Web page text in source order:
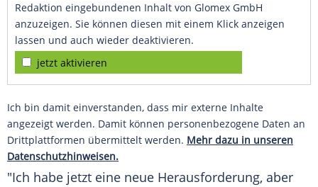
Redaktion eingebundenen Inhalt von Glomex GmbH
anzuzeigen. Sie können diesen mit einem Klick anzeigen
lassen und auch wieder deaktivieren.
jetzt aktivieren
Ich bin damit einverstanden, dass mir externe Inhalte
angezeigt werden. Damit können personenbezogene Daten an
Drittplattformen übermittelt werden. Mehr dazu in unseren
Datenschutzhinweisen.
"Ich habe jetzt eine neue Herausforderung, aber